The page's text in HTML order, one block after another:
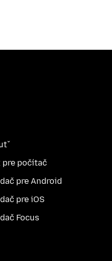
pre počítač
pre Android
pre iOS
Focus